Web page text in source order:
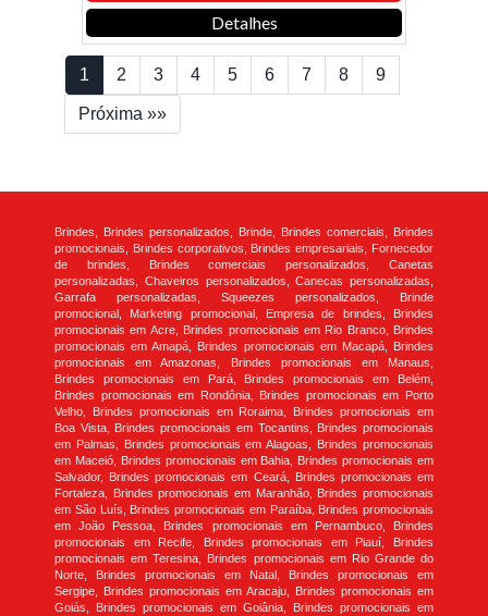
Detalhes
1 2 3 4 5 6 7 8 9
Próxima »»
Brindes, Brindes personalizados, Brinde, Brindes comerciais, Brindes
promocionais, Brindes corporativos, Brindes empresariais, Fornecedor
de brindes, Brindes comerciais personalizados, Canetas
personalizadas, Chaveiros personalizados, Canecas personalizadas,
Garrafa personalizadas, Squeezes personalizados, Brinde
promocional, Marketing promocional, Empresa de brindes, Brindes
promocionais em Acre, Brindes promocionais em Rio Branco, Brindes
promocionais em Amapá, Brindes promocionais em Macapá, Brindes
promocionais em Amazonas, Brindes promocionais em Manaus,
Brindes promocionais em Pará, Brindes promocionais em Belém,
Brindes promocionais em Rondônia, Brindes promocionais em Porto
Velho, Brindes promocionais em Roraima, Brindes promocionais em
Boa Vista, Brindes promocionais em Tocantins, Brindes promocionais
em Palmas, Brindes promocionais em Alagoas, Brindes promocionais
em Maceió, Brindes promocionais em Bahia, Brindes promocionais em
Salvador, Brindes promocionais em Ceará, Brindes promocionais em
Fortaleza, Brindes promocionais em Maranhão, Brindes promocionais
em São Luís, Brindes promocionais em Paraíba, Brindes promocionais
em João Pessoa, Brindes promocionais em Pernambuco, Brindes
promocionais em Recife, Brindes promocionais em Piauí, Brindes
promocionais em Teresina, Brindes promocionais em Rio Grande do
Norte, Brindes promocionais em Natal, Brindes promocionais em
Sergipe, Brindes promocionais em Aracaju, Brindes promocionais em
Goiás, Brindes promocionais em Goiânia, Brindes promocionais em